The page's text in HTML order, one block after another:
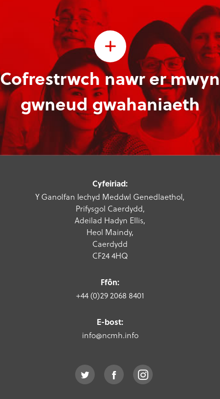
Cofrestrwch nawr er mwyn
gwneud gwahaniaeth
Cyfeiriad:
Y Ganolfan Iechyd Meddwl Genedlaethol,
Prifysgol Caerdydd,
Adeilad Hadyn Ellis,
Heol Maindy,
Caerdydd
CF24 4HQ
Ffôn:
+44 (0)29 2068 8401
E-bost:
info@ncmh.info